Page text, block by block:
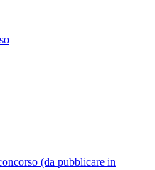
(da pubblicare in